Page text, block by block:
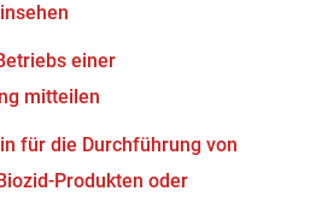
einer
mitteilen
für die Durchführung von
Produkten oder